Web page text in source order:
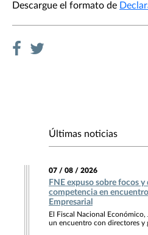
Descargue el formato de
Últimas noticias
07 / 08 / 2026
FNE expuso sobre focos
competencia en
Empresarial
El Fiscal Nacional
un encuentro con directores y